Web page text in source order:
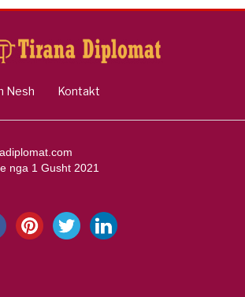
Nesh Kontakt
nga 1 Gusht 2021